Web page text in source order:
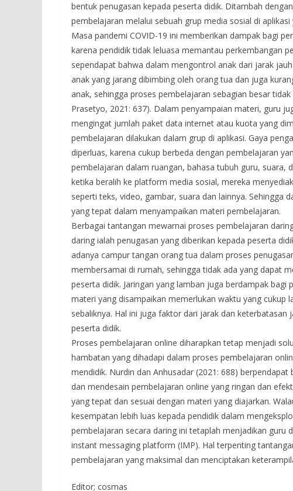
bentuk penugasan kepada peserta didik. Ditambah
pembelajaran melalui sebuah grup media sosial di
Masa pandemi COVID-19 ini memberikan dampak bagi
karena pendidik tidak leluasa memantau perkembangan
sependapat bahwa dalam mengontrol anak dari jarak
anak yang jarang dibimbing oleh orang tua dan juga
anak, sehingga proses pembelajaran sebagian besar
Prasetyo, 2021: 637). Dalam penyampaian materi, guru
mengingat jumlah paket data internet atau kuota yang
pembelajaran dilakukan dalam grup di aplikasi. Gaya
diperluas, karena cukup berbeda dengan pembelajaran
pembelajaran dalam ruangan, bahasa tubuh guru, suara,
ketika beralih ke platform media sosial, mereka
seperti teks, video, gambar, suara dan lainnya. Sehingga
yang tepat dalam menyampaikan materi pembelajaran.
Berbagai tantangan mewarnai proses pembelajaran
daring ialah penugasan yang diberikan kepada peserta
adanya campur tangan orang tua dalam proses
membersamai di rumah, sehingga tidak ada yang dapat
peserta didik. Jaringan yang lamban juga berdampak
materi yang disampaikan memerlukan waktu yang cukup
sebaliknya. Hal ini juga faktor dari jarak dan
peserta didik.
Proses pembelajaran online diharapkan tetap menjadi
hambatan yang dihadapi dalam proses pembelajaran
mendidik. Nurdin dan Anhusadar (2021: 688)
dan mendesain pembelajaran online yang ringan dan
yang tepat dan sesuai dengan materi yang diajarkan.
kesempatan lebih luas kepada pendidik dalam
pembelajaran secara daring ini tetaplah menjadikan guru
instant messaging platform (IMP). Hal terpenting
pembelajaran yang maksimal dan menciptakan
Editor; cosmas